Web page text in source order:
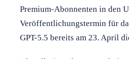
Premium-Abonnenten in den
Veröffentlichungstermin für
GPT-5.5 bereits am 23. April